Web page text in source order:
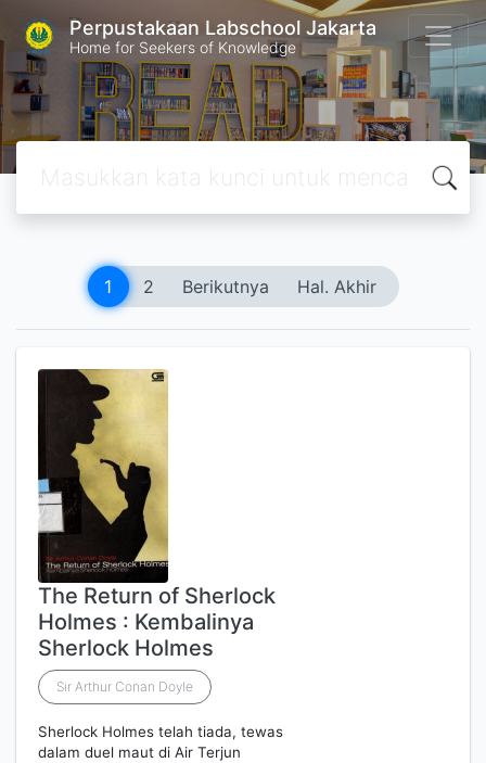
Perpustakaan Labschool Jakarta
Home for Seekers of Knowledge
1 2 Berikutnya Hal. Akhir
The Return of Sherlock
Holmes : Kembalinya
Sherlock Holmes
Sir Arthur Conan Doyle
Sherlock Holmes telah tiada, tewas
dalam duel maut di Air Terjun